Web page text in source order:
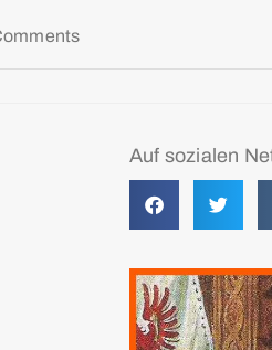
Auf sozialen